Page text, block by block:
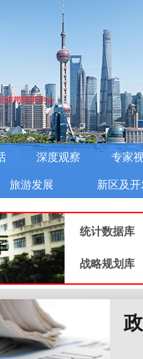
深度观察 专家
旅游发展 新区及
统计数据库
战略规划库